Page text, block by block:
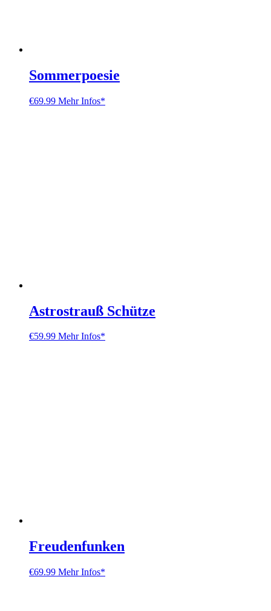
Sommerpoesie
€69.99 Mehr Infos*
Astrostrauß Schütze
€59.99 Mehr Infos*
Freudenfunken
€69.99 Mehr Infos*